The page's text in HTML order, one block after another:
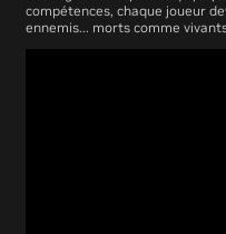
compétences, chaque joueur
ennemis... morts comme